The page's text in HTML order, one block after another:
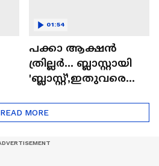
പക്കാ ആക്ഷൻ
ത്രില്ലർ... ബ്ലാസ്റ്റായി
'ബ്ലാസ്റ്റ്',ഇതുവരെയു
റിപ്പോർട്ട് പുറത്ത് |
Blast
01:54
READ MORE